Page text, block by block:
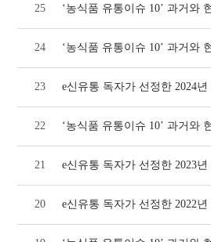
25
24
23
22
21
20